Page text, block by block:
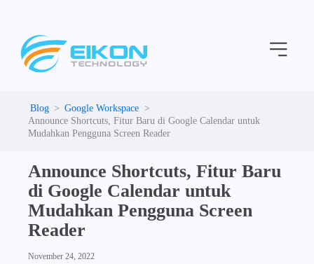
content
Menu
Google Workspace
Announce Shortcuts, Fitur Baru di Google Calendar untuk
Mudahkan Pengguna Screen Reader
Announce Shortcuts, Fitur Baru
di Google Calendar untuk
Mudahkan Pengguna Screen
Reader
November 24, 2022
e
g
i
e
s